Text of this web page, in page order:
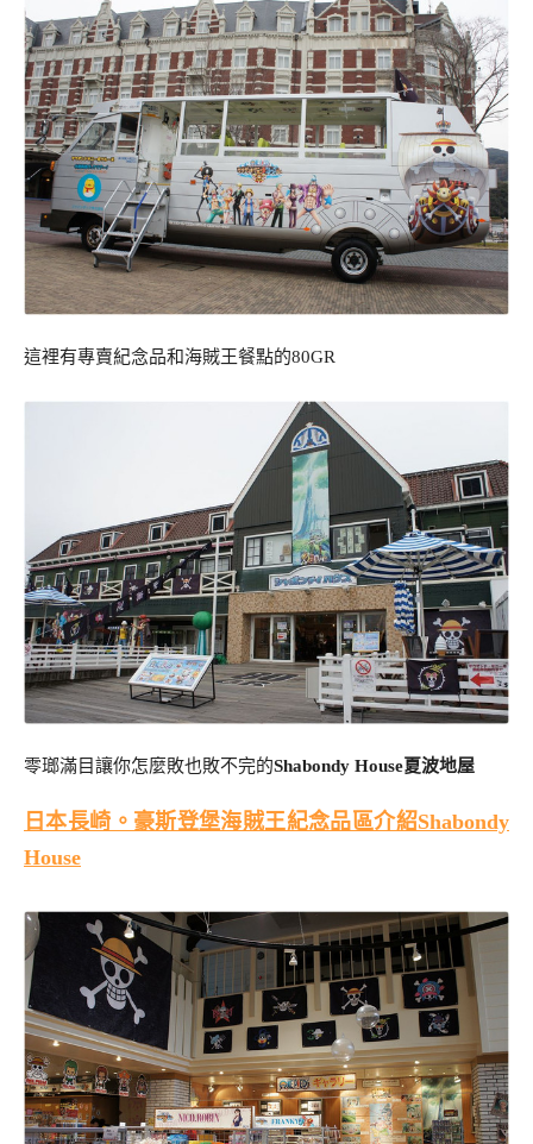
這裡有專賣紀念品和海賊王餐點的80GR
零瑯滿目讓你怎麼敗也敗不完的Shabondy House夏波地屋
日本長崎。豪斯登堡海賊王紀念品區介紹Shabondy
House